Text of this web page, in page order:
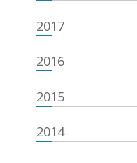
2017
2016
2015
2014